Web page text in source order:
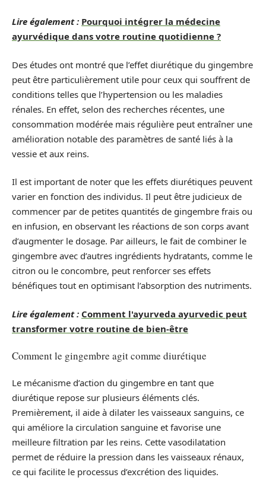
Lire également : Pourquoi intégrer la médecine
ayurvédique dans votre routine quotidienne ?
Des études ont montré que l’effet diurétique du gingembre
peut être particulièrement utile pour ceux qui souffrent de
conditions telles que l’hypertension ou les maladies
rénales. En effet, selon des recherches récentes, une
consommation modérée mais régulière peut entraîner une
amélioration notable des paramètres de santé liés à la
vessie et aux reins.
Il est important de noter que les effets diurétiques peuvent
varier en fonction des individus. Il peut être judicieux de
commencer par de petites quantités de gingembre frais ou
en infusion, en observant les réactions de son corps avant
d’augmenter le dosage. Par ailleurs, le fait de combiner le
gingembre avec d’autres ingrédients hydratants, comme le
citron ou le concombre, peut renforcer ses effets
bénéfiques tout en optimisant l’absorption des nutriments.
Lire également : Comment l'ayurveda ayurvedic peut
transformer votre routine de bien-être
Comment le gingembre agit comme diurétique
Le mécanisme d’action du gingembre en tant que
diurétique repose sur plusieurs éléments clés.
Premièrement, il aide à dilater les vaisseaux sanguins, ce
qui améliore la circulation sanguine et favorise une
meilleure filtration par les reins. Cette vasodilatation
permet de réduire la pression dans les vaisseaux rénaux,
ce qui facilite le processus d’excrétion des liquides.